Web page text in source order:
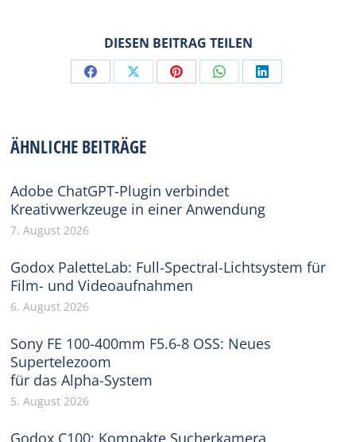
DIESEN BEITRAG TEILEN
Share Share Share Share Share
ÄHNLICHE BEITRÄGE
Adobe ChatGPT-Plugin verbindet
Kreativwerkzeuge in einer Anwendung
7. August 2026
Godox PaletteLab: Full-Spectral-Lichtsystem für
Film- und Videoaufnahmen
6. August 2026
Sony FE 100-400mm F5.6-8 OSS: Neues
Supertelezoom
für das Alpha-System
5. August 2026
Godox C100: Kompakte Sucherkamera